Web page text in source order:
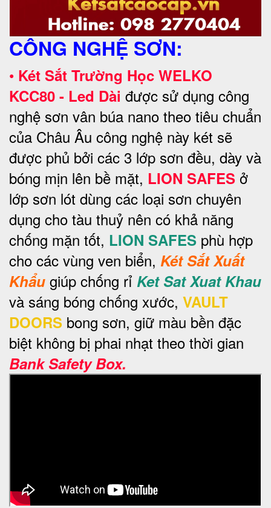
CÔNG NGHỆ SƠN:
• Két Sắt Trường Học WELKO
KCC80 - Led Dài được sử dụng công
nghệ sơn vân búa nano theo tiêu chuẩn
của Châu Âu công nghệ này két sẽ
được phủ bởi các 3 lớp sơn đều, dày và
bóng mịn lên bề mặt, LION SAFES ở
lớp sơn lót dùng các loại sơn chuyên
dụng cho tàu thuỷ nên có khả năng
chống mặn tốt, LION SAFES phù hợp
cho các vùng ven biển, Két Sắt Xuất
Khẩu giúp chống rỉ Ket Sat Xuat Khau
và sáng bóng chống xước, VAULT
DOORS bong sơn, giữ màu bền đặc
biệt không bị phai nhạt theo thời gian
Bank Safety Box.